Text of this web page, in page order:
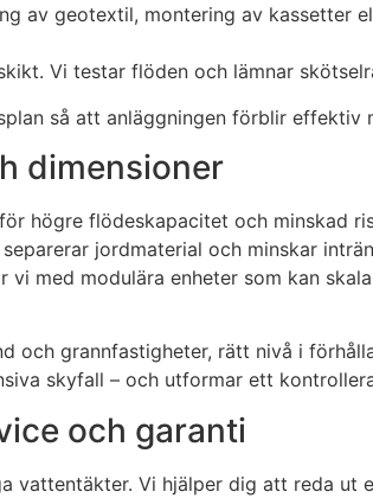
av geotextil, montering av kassetter
Vi testar flöden och lämnar
så att anläggningen förblir effektiv
dimensioner
högre flödeskapacitet och minskad
jordmaterial och minskar
med modulära enheter som kan
och grannfastigheter, rätt nivå i
skyfall – och utformar ett
och garanti
vattentäkter. Vi hjälper dig att reda ut